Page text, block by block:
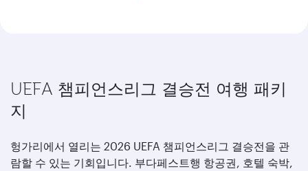
UEFA 챔피언스리그 결승전 여행 패키
지
헝가리에서 열리는 2026 UEFA 챔피언스리그 결승전을 관
람할 수 있는 기회입니다. 부다페스트행 항공권, 호텔 숙박,